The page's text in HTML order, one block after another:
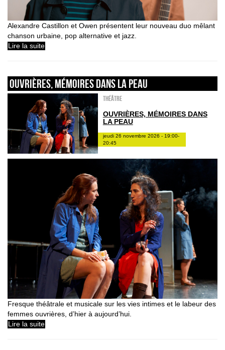
Alexandre Castillon et Owen présentent leur nouveau duo mêlant
chanson urbaine, pop alternative et jazz.
Lire la suite
Ouvrières, mémoires dans la peau
Théâtre
OUVRIÈRES, MÉMOIRES DANS
LA PEAU
jeudi 26 novembre 2026 - 19:00-
20:45
Fresque théâtrale et musicale sur les vies intimes et le labeur des
femmes ouvrières, d’hier à aujourd’hui.
Lire la suite